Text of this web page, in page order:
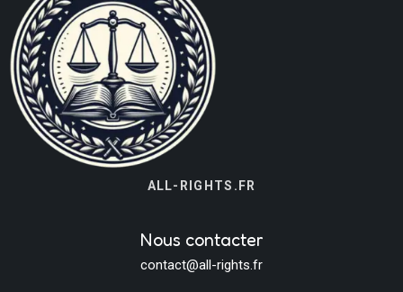
ALL-RIGHTS.FR
Nous contacter
contact@all-rights.fr